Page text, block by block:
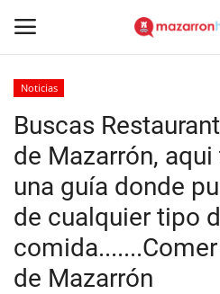
Inicio
Contacto
Noticias
Noticias
Buscas
de Mazarrón,
una guía donde
de cualquier tipo
de Mazarrón